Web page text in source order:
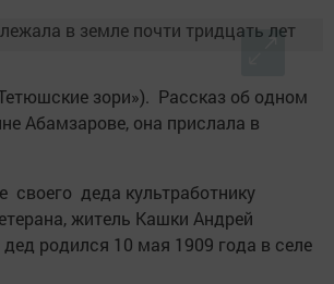
зори»). Рассказ об одном
Абамзарове, она прислала в
деда культ­работнику
житель Кашки Андрей
родился 10 мая 1909 года в селе